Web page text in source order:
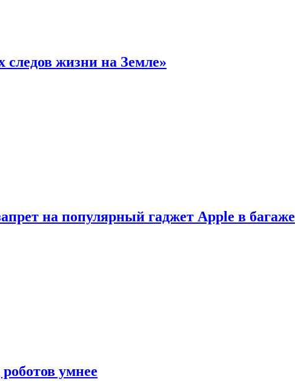
жизни на Земле»
на популярный гаджет Apple в багаже
умнее